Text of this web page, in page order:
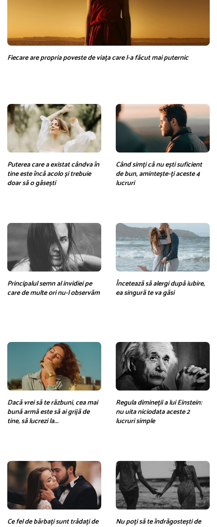
Fiecare are propria poveste de viața care l-a făcut mai puternic
Puterea care a existat cândva în
tine este încă acolo și trebuie
doar să o găsești
Când simți că nu ești suficient
de bun, amintește-ți aceste 4
lucruri
Principalul semn al invidiei pe
care de multe ori nu-l observăm
Încetează să alergi după iubire,
ea singură te va găsi
Dacă vrei să te răzbuni, cea mai
bună armă este să ai grijă de
tine, să lucrezi la...
Regula dimineții a lui Einstein:
nu uita niciodata aceste 2
lucruri simple
Ce fel de bărbați sunt trădați de
Nu poți să te îndrăgostești de